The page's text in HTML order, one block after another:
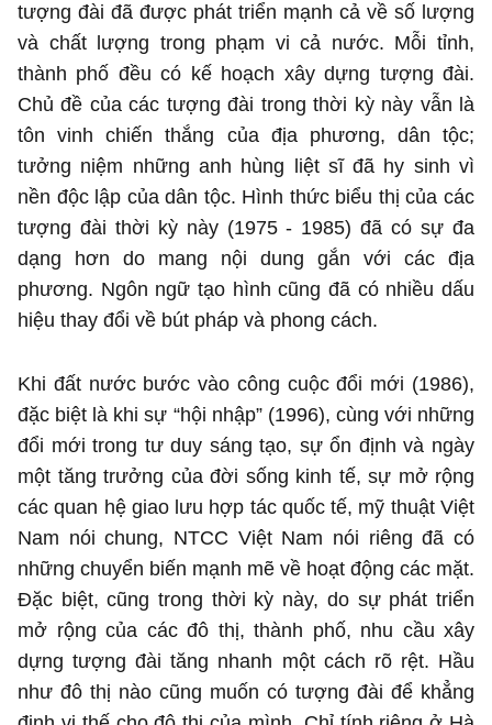
tượng đài đã được phát triển mạnh cả về số lượng
và chất lượng trong phạm vi cả nước. Mỗi tỉnh,
thành phố đều có kế hoạch xây dựng tượng đài.
Chủ đề của các tượng đài trong thời kỳ này vẫn là
tôn vinh chiến thắng của địa phương, dân tộc;
tưởng niệm những anh hùng liệt sĩ đã hy sinh vì
nền độc lập của dân tộc. Hình thức biểu thị của các
tượng đài thời kỳ này (1975 - 1985) đã có sự đa
dạng hơn do mang nội dung gắn với các địa
phương. Ngôn ngữ tạo hình cũng đã có nhiều dấu
hiệu thay đổi về bút pháp và phong cách.
Khi đất nước bước vào công cuộc đổi mới (1986),
đặc biệt là khi sự “hội nhập” (1996), cùng với những
đổi mới trong tư duy sáng tạo, sự ổn định và ngày
một tăng trưởng của đời sống kinh tế, sự mở rộng
các quan hệ giao lưu hợp tác quốc tế, mỹ thuật Việt
Nam nói chung, NTCC Việt Nam nói riêng đã có
những chuyển biến mạnh mẽ về hoạt động các mặt.
Đặc biệt, cũng trong thời kỳ này, do sự phát triển
mở rộng của các đô thị, thành phố, nhu cầu xây
dựng tượng đài tăng nhanh một cách rõ rệt. Hầu
như đô thị nào cũng muốn có tượng đài để khẳng